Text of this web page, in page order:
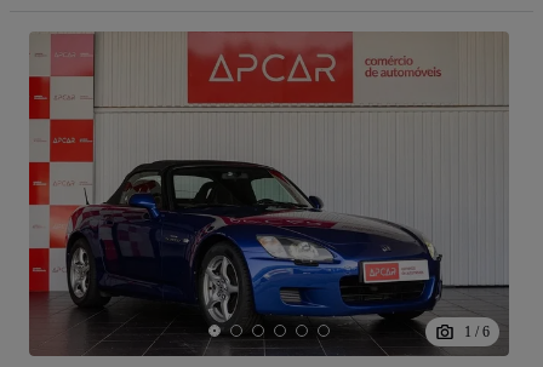
1 / 6